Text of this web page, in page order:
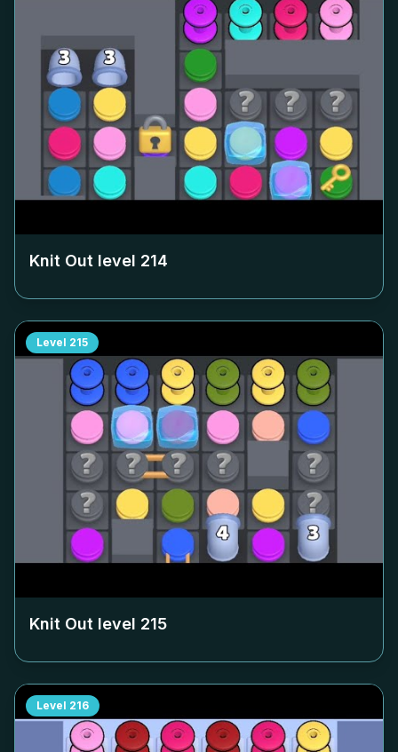
Knit Out level 214
Level 215
Knit Out level 215
Level 216